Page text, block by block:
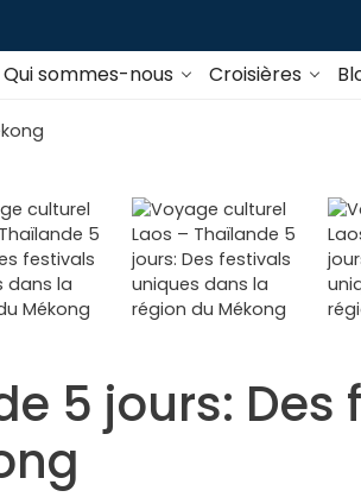
Qui sommes-nous Croisières
5 jours: Des